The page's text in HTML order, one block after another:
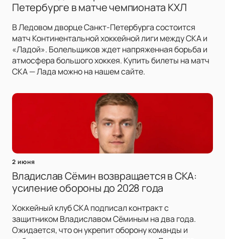
Петербурге в матче чемпионата КХЛ
В Ледовом дворце Санкт-Петербурга состоится
матч Континентальной хоккейной лиги между СКА и
«Ладой». Болельщиков ждет напряженная борьба и
атмосфера большого хоккея. Купить билеты на матч
СКА — Лада можно на нашем сайте.
2 июня
Владислав Сёмин возвращается в СКА:
усиление обороны до 2028 года
Хоккейный клуб СКА подписал контракт с
защитником Владиславом Сёминым на два года.
Ожидается, что он укрепит оборону команды и